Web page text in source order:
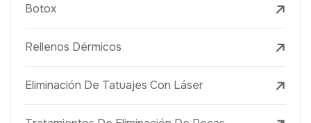
Botox
Rellenos Dérmicos
Eliminación De Tatuajes Con Láser